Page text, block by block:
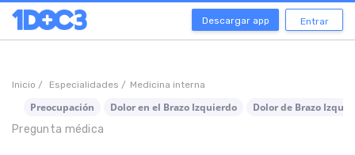
Descargar app Entrar
Inicio / Especialidades / Medicina interna
Preocupación Dolor en el Brazo Izquierdo
Dolor de Brazo
Pregunta médica